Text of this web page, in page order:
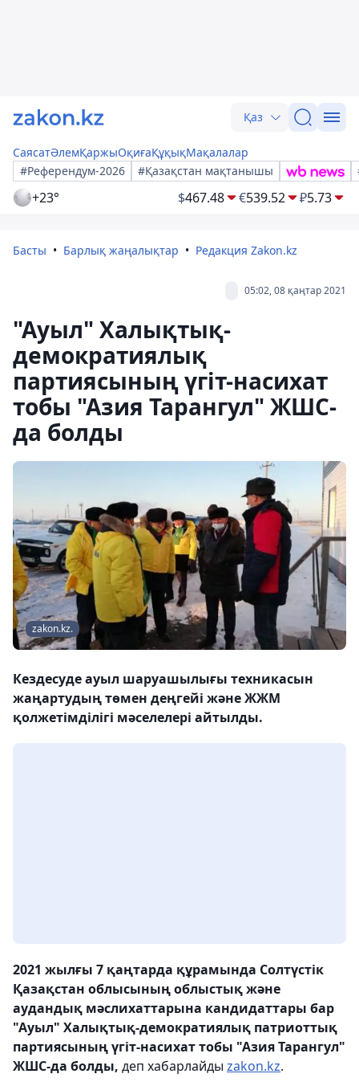
Қаз
СаясатӘлемҚаржыОқиғаҚұқықМақалалар
#Референдум-2026
#Қазақстан мақтанышы
+23° $467.48 €539.52 ₽5.73
Басты Барлық жаңалықтар Редакция Zakon.kz
05:02, 08 қаңтар 2021
"Ауыл" Халықтық-
демократиялық
партиясының үгіт-насихат
тобы "Азия Тарангул" ЖШС-
да болды
zakon.kz.
Кездесуде ауыл шаруашылығы техникасын
жаңартудың төмен деңгейі және ЖЖМ
қолжетімділігі мәселелері айтылды.
2021 жылғы 7 қаңтарда құрамында Солтүстік
Қазақстан облысының облыстық және
аудандық мәслихаттарына кандидаттары бар
"Ауыл" Халықтық-демократиялық патриоттық
партиясының үгіт-насихат тобы "Азия Тарангул"
ЖШС-да болды, деп хабарлайды zakon.kz.